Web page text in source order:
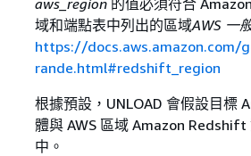
域和端點表中列出的區域AWS 一
https://
rande.html#redshift_region
根據預設，UNLOAD 會假設目標
體與 AWS 區域 Amazon Redshift
中。